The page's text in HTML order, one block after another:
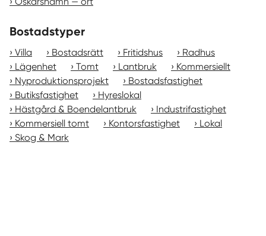
Bostadstyper
Villa Bostadsrätt Fritidshus
Radhus
Lägenhet
Tomt Lantbruk
Kommersiellt
Nyproduktionsprojekt
Bostadsfastighet
Butiksfastighet
Hyreslokal
Hästgård & Boendelantbruk
Industrifastighet
Kommersiell tomt
Kontorsfastighet
Lokal
Skog & Mark